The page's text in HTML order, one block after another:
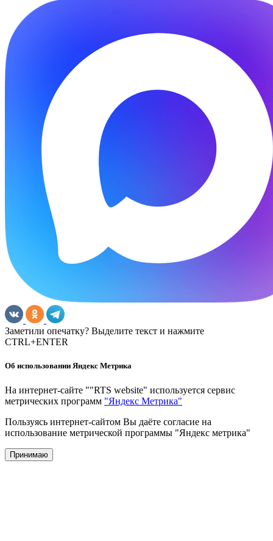
Заметили опечатку? Выделите текст и нажмите
CTRL+ENTER
Об использовании Яндекс Метрика
На интернет-сайте ""RTS website" используется сервис
метрических программ "Яндекс Метрика"
Пользуясь интернет-сайтом Вы даёте согласие на
использование метрической программы "Яндекс метрика"
Принимаю